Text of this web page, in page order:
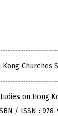
Kong Churches
on Hong
/ ISSN :